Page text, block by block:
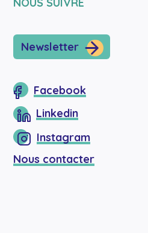
NOUS SUIVRE
Newsletter
Facebook
Linkedin
Instagram
Nous contacter